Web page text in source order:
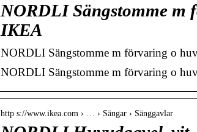
NORDLI Sängstomme
IKEA
NORDLI Sängstomme m förvaring o
NORDLI Sängstomme m förvaring o
http s://www.ikea.com › … › Sängar › Sänggavlar